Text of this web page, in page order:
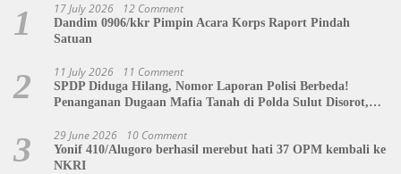
1 17 July 2026 12 Comment
Dandim 0906/kkr Pimpin Acara Korps Raport Pindah
Satuan
2 11 July 2026 11 Comment
SPDP Diduga Hilang, Nomor Laporan Polisi Berbeda!
Penanganan Dugaan Mafia Tanah di Polda Sulut Disorot,
3 29 June 2026 10 Comment
Yonif 410/Alugoro berhasil merebut hati 37 OPM kembali ke
NKRI